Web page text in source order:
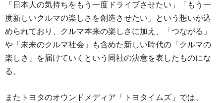
「日本人の気持ちをもう一度ドライブさせたい」「もう一
度新しいクルマの楽しさを創造させたい」という想いが込
められており、クルマ本来の楽しさに加え、「つながる」
や「未来のクルマ社会」も含めた新しい時代の「クルマの
楽しさ」を届けていくという同社の決意を表したものにな
る。
またトヨタのオウンドメディア「トヨタイムズ」では、